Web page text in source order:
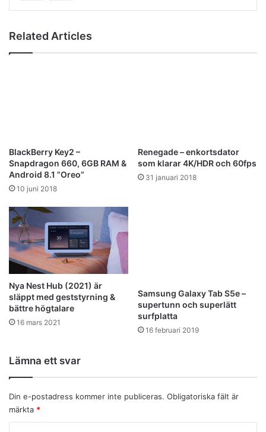
Related Articles
BlackBerry Key2 –
Snapdragon 660, 6GB RAM &
Android 8.1 ”Oreo”
10 juni 2018
Renegade – enkortsdator
som klarar 4K/HDR och 60fps
31 januari 2018
Nya Nest Hub (2021) är
släppt med geststyrning &
bättre högtalare
16 mars 2021
Samsung Galaxy Tab S5e –
supertunn och superlätt
surfplatta
16 februari 2019
Lämna ett svar
Din e-postadress kommer inte publiceras. Obligatoriska fält är
märkta *